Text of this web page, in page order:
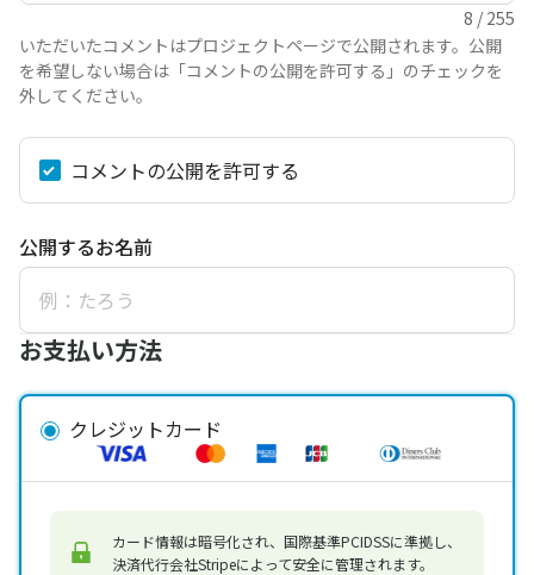
いただいたコメントはプロジェクトページで公開されます。公開
を希望しない場合は「コメントの公開を許可する」のチェックを
外してください。
コメントの公開を許可する
公開するお名前
お支払い方法
クレジットカード
カード情報は暗号化され、国際基準PCIDSSに準拠し、
決済代行会社Stripeによって安全に管理されます。